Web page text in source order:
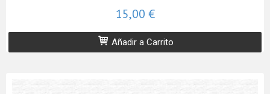
15,00 €
Añadir a Carrito